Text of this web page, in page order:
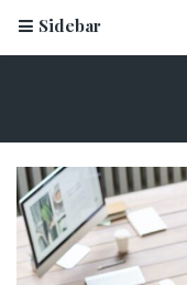
Sidebar